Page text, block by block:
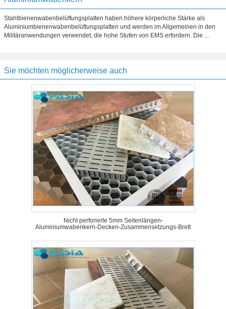
Stahlbienenwabenbelüftungsplatten haben höhere körperliche Stärke als
Aluminiumbienenwabenbelüftungsplatten und werden im Allgemeinen in den
Militäranwendungen verwendet, die hohe Stufen von EMS erfordern. Die ...
Sie möchten möglicherweise auch
Nicht perforierte 5mm Seitenlängen-
Aluminiumwabenkern-Decken-Zusammensetzungs-Brett